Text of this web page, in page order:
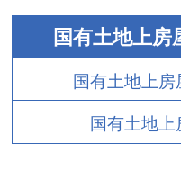
国有土地上房
国有土地上
国有土地